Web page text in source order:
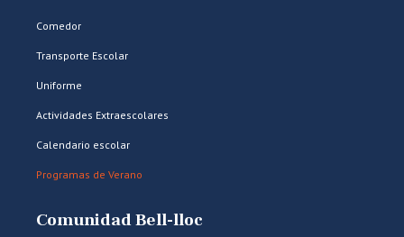
Comedor
Transporte Escolar
Uniforme
Actividades Extraescolares
Calendario escolar
Programas de Verano
Comunidad Bell-lloc